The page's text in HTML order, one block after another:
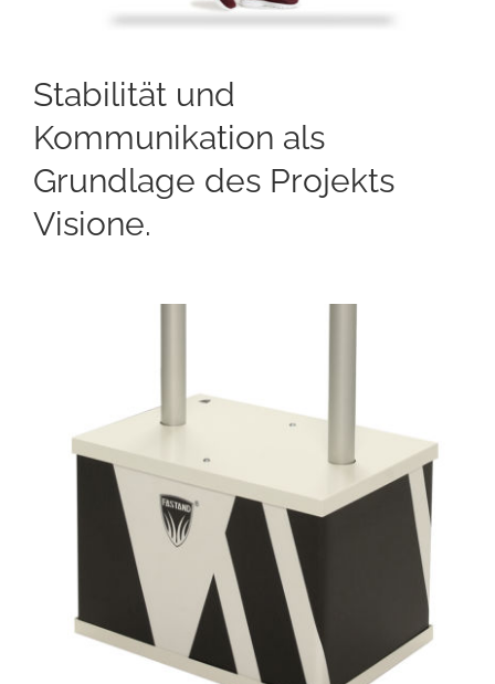
Stabilität und
Kommunikation als
Grundlage des Projekts
Visione.